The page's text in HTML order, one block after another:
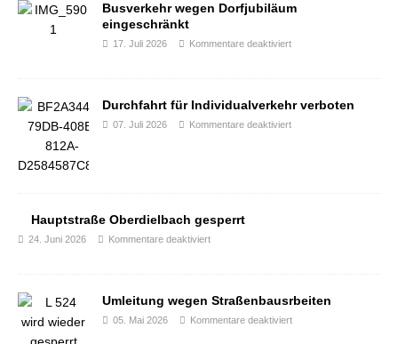
Busverkehr wegen Dorfjubiläum
eingeschränkt
17. Juli 2026 Kommentare deaktiviert
Durchfahrt für Individualverkehr verboten
07. Juli 2026 Kommentare deaktiviert
Hauptstraße Oberdielbach gesperrt
24. Juni 2026 Kommentare deaktiviert
Umleitung wegen Straßenbausrbeiten
05. Mai 2026 Kommentare deaktiviert